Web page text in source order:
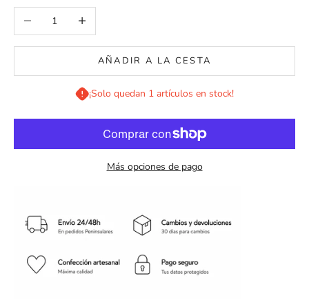
Reducir cantidadAumentar cantidad
AÑADIR A LA CESTA
¡Solo quedan 1 artículos en stock!
Más opciones de pago